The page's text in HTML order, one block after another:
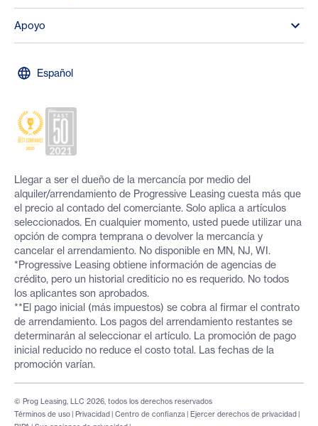
Apoyo
Español
Llegar a ser el dueño de la mercancía por medio del
alquiler/arrendamiento de Progressive Leasing cuesta más que
el precio al contado del comerciante. Solo aplica a artículos
seleccionados. En cualquier momento, usted puede utilizar una
opción de compra temprana o devolver la mercancía y
cancelar el arrendamiento. No disponible en MN, NJ, WI.
*Progressive Leasing obtiene información de agencias de
crédito, pero un historial crediticio no es requerido. No todos
los aplicantes son aprobados.
**El pago inicial (más impuestos) se cobra al firmar el contrato
de arrendamiento. Los pagos del arrendamiento restantes se
determinarán al seleccionar el artículo. La promoción de pago
inicial reducido no reduce el costo total. Las fechas de la
promoción varían.
Términos de uso | Privacidad | Centro de confianza | Ejercer derechos de privacidad |
© Prog Leasing, LLC 2026, todos los derechos reservados